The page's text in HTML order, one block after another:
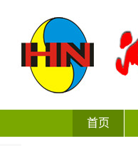
首页